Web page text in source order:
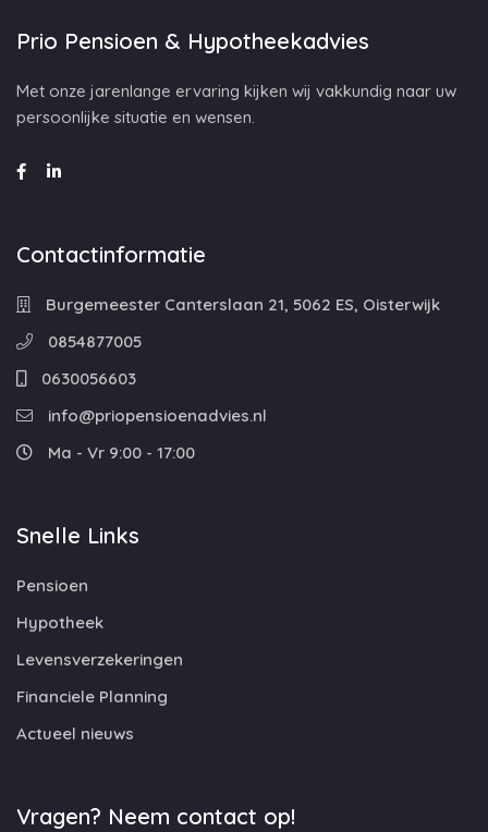
Prio Pensioen & Hypotheekadvies
Met onze jarenlange ervaring kijken wij vakkundig naar uw
persoonlijke situatie en wensen.
Contactinformatie
Burgemeester Canterslaan 21, 5062 ES, Oisterwijk
0854877005
0630056603
info@priopensioenadvies.nl
Ma - Vr 9:00 - 17:00
Snelle Links
Pensioen
Hypotheek
Levensverzekeringen
Financiele Planning
Actueel nieuws
Vragen? Neem contact op!